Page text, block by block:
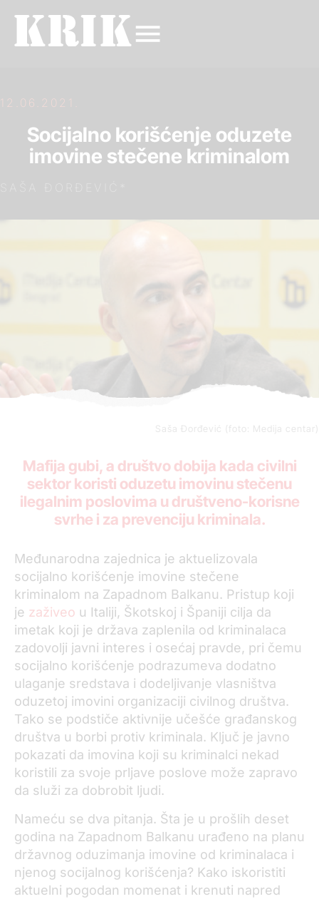
12.06.2021.
Socijalno korišćenje oduzete
imovine stečene kriminalom
Saša Đorđević (foto: Medija centar)
Mafija gubi, a društvo dobija kada civilni
sektor koristi oduzetu imovinu stečenu
ilegalnim poslovima u društveno-korisne
svrhe i za prevenciju kriminala.
Međunarodna zajednica je aktuelizovala
socijalno korišćenje imovine stečene
kriminalom na Zapadnom Balkanu. Pristup koji
je zaživeo u Italiji, Škotskoj i Španiji cilja da
imetak koji je država zaplenila od kriminalaca
zadovolji javni interes i osećaj pravde, pri čemu
socijalno korišćenje podrazumeva dodatno
ulaganje sredstava i dodeljivanje vlasništva
oduzetoj imovini organizaciji civilnog društva.
Tako se podstiče aktivnije učešće građanskog
društva u borbi protiv kriminala. Ključ je javno
pokazati da imovina koji su kriminalci nekad
koristili za svoje prljave poslove može zapravo
da služi za dobrobit ljudi.
Nameću se dva pitanja. Šta je u prošlih deset
godina na Zapadnom Balkanu urađeno na planu
državnog oduzimanja imovine od kriminalaca i
njenog socijalnog korišćenja? Kako iskoristiti
aktuelni pogodan momenat i krenuti napred